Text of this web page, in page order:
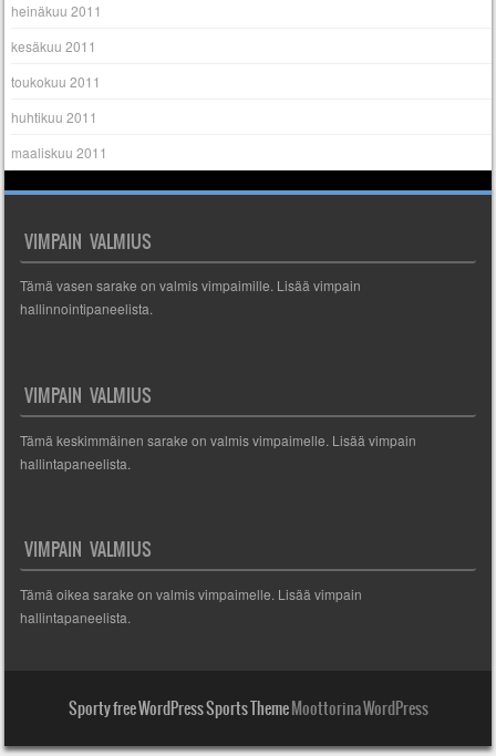
heinäkuu 2011
kesäkuu 2011
toukokuu 2011
huhtikuu 2011
maaliskuu 2011
VIMPAIN VALMIUS
Tämä vasen sarake on valmis vimpaimille. Lisää vimpain
hallinnointipaneelista.
VIMPAIN VALMIUS
Tämä keskimmäinen sarake on valmis vimpaimelle. Lisää vimpain
hallintapaneelista.
VIMPAIN VALMIUS
Tämä oikea sarake on valmis vimpaimelle. Lisää vimpain
hallintapaneelista.
Sporty free WordPress Sports ThemeMoottorina WordPress